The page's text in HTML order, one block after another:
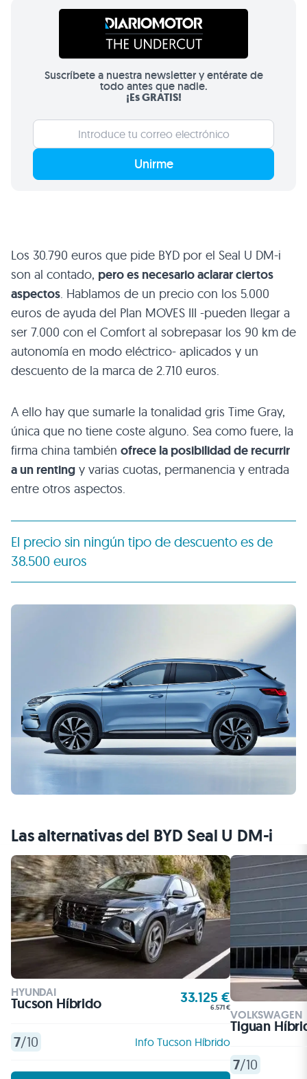
Suscríbete a nuestra newsletter y entérate de
todo antes que nadie.
¡Es GRATIS!
Unirme
Los 30.790 euros que pide BYD por el Seal U DM-i
son al contado, pero es necesario aclarar ciertos
aspectos. Hablamos de un precio con los 5.000
euros de ayuda del Plan MOVES III -pueden llegar a
ser 7.000 con el Comfort al sobrepasar los 90 km de
autonomía en modo eléctrico- aplicados y un
descuento de la marca de 2.710 euros.
A ello hay que sumarle la tonalidad gris Time Gray,
única que no tiene coste alguno. Sea como fuere, la
firma china también ofrece la posibilidad de recurrir
a un renting y varias cuotas, permanencia y entrada
entre otros aspectos.
El precio sin ningún tipo de descuento es de
38.500 euros
Las alternativas del BYD Seal U DM-i
HYUNDAI
Tucson Híbrido 33.125 €
6.571 €
7/10 Info Tucson Híbrido
VOLKSWAGEN
Tiguan
7/10